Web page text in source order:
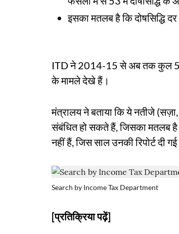
इसका मतलब है कि दोषसिद्धि
ITD ने 2014-15 से अब तक कुल
के मामले देखे हैं।
मंत्रालय ने बताया कि ये नतीजे
संबंधित हो सकते हैं, जिसका मतलब है
नहीं हैं, जिस साल उनकी रिपोर्ट दी
Search by Income Tax Department
[प्रतिक्रिया पढ़ें]